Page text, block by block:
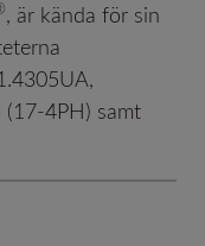
, är kända för sin
(17-4PH) samt